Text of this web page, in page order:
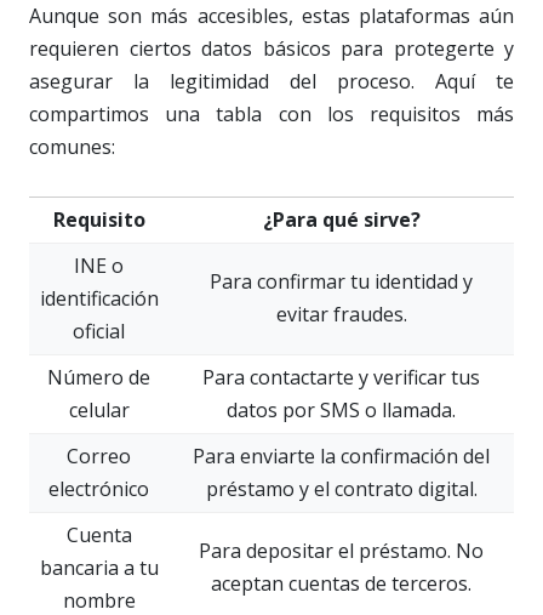
Aunque son más accesibles, estas plataformas aún
requieren ciertos datos básicos para protegerte y
asegurar la legitimidad del proceso. Aquí te
compartimos una tabla con los requisitos más
comunes:
Requisito
¿Para qué sirve?
INE o
identificación
oficial
Para confirmar tu identidad y
evitar fraudes.
Número de
celular
Para contactarte y verificar tus
datos por SMS o llamada.
Correo
electrónico
Para enviarte la confirmación del
préstamo y el contrato digital.
Cuenta
bancaria a tu
nombre
Para depositar el préstamo. No
aceptan cuentas de terceros.